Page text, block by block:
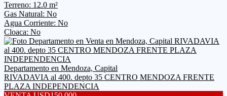
Terreno: 12.0 m²
Gas Natural: No
Agua Corriente: No
Cloaca: No
Departamento en Mendoza, Capital
RIVADAVIA al 400. depto 35 CENTRO MENDOZA FRENTE
PLAZA INDEPENDENCIA